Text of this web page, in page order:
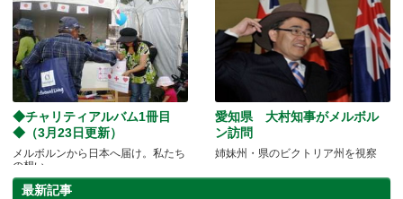
◆チャリティアルバム1冊目
◆（3月23日更新）
メルボルンから日本へ届け。私たち
の想い
愛知県 大村知事がメルボル
ン訪問
姉妹州・県のビクトリア州を視察
最新記事